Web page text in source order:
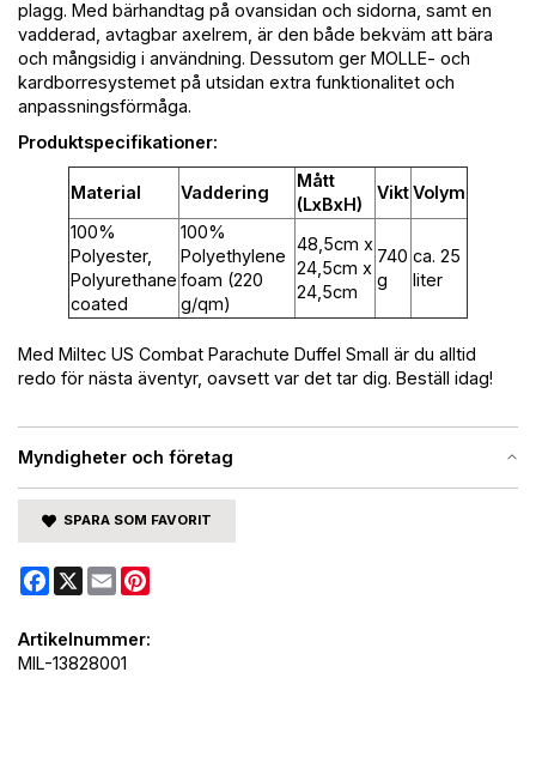
Myndigheter och företag
plagg. Med bärhandtag på ovansidan och sidorna, samt en
vadderad, avtagbar axelrem, är den både bekväm att bära
och mångsidig i användning. Dessutom ger MOLLE- och
kardborresystemet på utsidan extra funktionalitet och
anpassningsförmåga.
Produktspecifikationer:
Material Vaddering
Mått
(LxBxH)
ViktVolym
100%
Polyester,
Polyurethane
coated
100%
Polyethylene
foam (220
g/qm)
48,5cm x
24,5cm x
24,5cm
740
g
ca. 25
liter
Med Miltec US Combat Parachute Duffel Small är du alltid
redo för nästa äventyr, oavsett var det tar dig. Beställ idag!
SPARA SOM FAVORIT
Facebook
X Email
Artikelnummer:
MIL-13828001